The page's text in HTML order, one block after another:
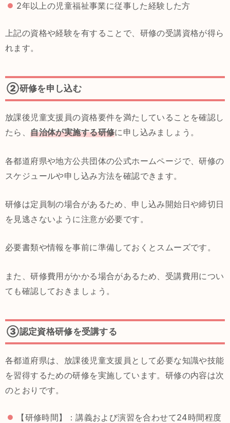
2年以上の児童福祉事業に従事した経験した方
上記の資格や経験を有することで、研修の受講資格が得ら
れます。
②研修を申し込む
放課後児童支援員の資格要件を満たしていることを確認し
たら、自治体が実施する研修に申し込みましょう。
各都道府県や地方公共団体の公式ホームページで、研修の
スケジュールや申し込み方法を確認できます。
研修は定員制の場合があるため、申し込み開始日や締切日
を見逃さないように注意が必要です。
必要書類や情報を事前に準備しておくとスムーズです。
また、研修費用がかかる場合があるため、受講費用につい
ても確認しておきましょう。
③認定資格研修を受講する
各都道府県は、放課後児童支援員として必要な知識や技能
を習得するための研修を実施しています。研修の内容は次
のとおりです。
【研修時間】：講義および演習を合わせて24時間程度